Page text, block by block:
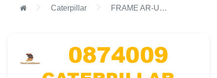
Caterpillar FRAME AR-UNDERCARRIAGE